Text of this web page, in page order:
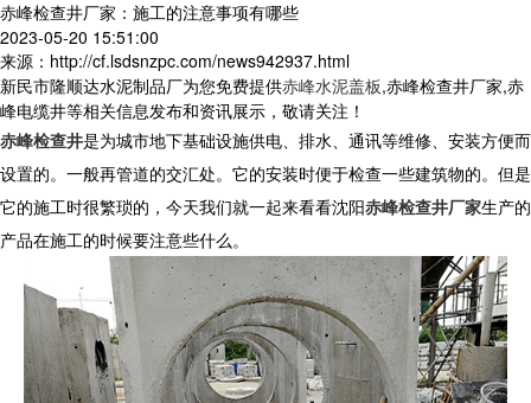
赤峰检查井厂家：施工的注意事项有哪些
2023-05-20 15:51:00
来源：http://cf.lsdsnzpc.com/news942937.html
新民市隆顺达水泥制品厂为您免费提供赤峰水泥盖板,赤峰检查井厂家,赤
峰电缆井等相关信息发布和资讯展示，敬请关注！
赤峰检查井是为城市地下基础设施供电、排水、通讯等维修、安装方便而
设置的。一般再管道的交汇处。它的安装时便于检查一些建筑物的。但是
它的施工时很繁琐的，今天我们就一起来看看沈阳赤峰检查井厂家生产的
产品在施工的时候要注意些什么。